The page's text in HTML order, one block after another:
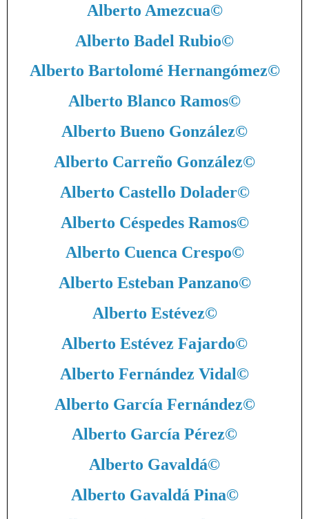
Alberto Amezcua©
Alberto Badel Rubio©
Alberto Bartolomé Hernangómez©
Alberto Blanco Ramos©
Alberto Bueno González©
Alberto Carreño González©
Alberto Castello Dolader©
Alberto Céspedes Ramos©
Alberto Cuenca Crespo©
Alberto Esteban Panzano©
Alberto Estévez©
Alberto Estévez Fajardo©
Alberto Fernández Vidal©
Alberto García Fernández©
Alberto García Pérez©
Alberto Gavaldá©
Alberto Gavaldá Pina©